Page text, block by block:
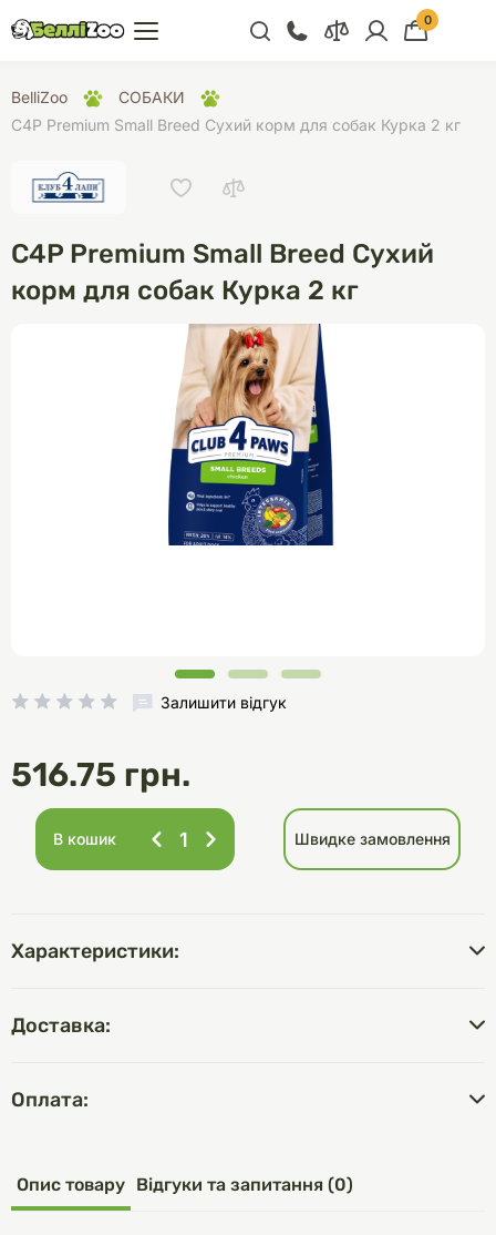
+38 (068) 300 91 91
Відділ продажу
+38 (099) 300 91 91
Відділ підтримки
+38 (068) 479 28
76
0
BelliZoo
СОБАКИ
C4P Premium Small Breed Сухий корм для собак Курка 2 кг
C4P Premium Small Breed Сухий
корм для собак Курка 2 кг
Залишити відгук
516.75 грн.
В кошик Швидке замовлення
Характеристики:
Доставка:
Оплата:
Опис товару Відгуки та запитання (0)